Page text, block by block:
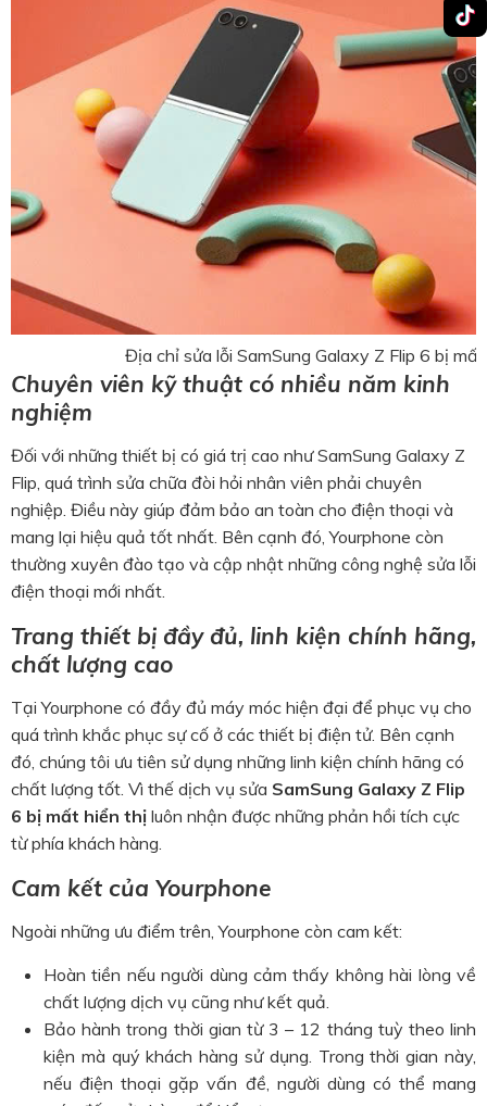
Địa chỉ sửa lỗi SamSung Galaxy Z Flip 6 bị
Chuyên viên kỹ thuật có nhiều năm kinh
nghiệm
Đối với những thiết bị có giá trị cao như SamSung Galaxy Z
Flip, quá trình sửa chữa đòi hỏi nhân viên phải chuyên
nghiệp. Điều này giúp đảm bảo an toàn cho điện thoại và
mang lại hiệu quả tốt nhất. Bên cạnh đó, Yourphone còn
thường xuyên đào tạo và cập nhật những công nghệ sửa lỗi
điện thoại mới nhất.
Trang thiết bị đầy đủ, linh kiện chính hãng,
chất lượng cao
Tại Yourphone có đầy đủ máy móc hiện đại để phục vụ cho
quá trình khắc phục sự cố ở các thiết bị điện tử. Bên cạnh
đó, chúng tôi ưu tiên sử dụng những linh kiện chính hãng có
chất lượng tốt. Vì thế dịch vụ sửa SamSung Galaxy Z Flip
6 bị mất hiển thị luôn nhận được những phản hồi tích cực
từ phía khách hàng.
Cam kết của Yourphone
Ngoài những ưu điểm trên, Yourphone còn cam kết:
Hoàn tiền nếu người dùng cảm thấy không hài lòng về
chất lượng dịch vụ cũng như kết quả.
Bảo hành trong thời gian từ 3 – 12 tháng tuỳ theo linh
kiện mà quý khách hàng sử dụng. Trong thời gian này,
nếu điện thoại gặp vấn đề, người dùng có thể mang